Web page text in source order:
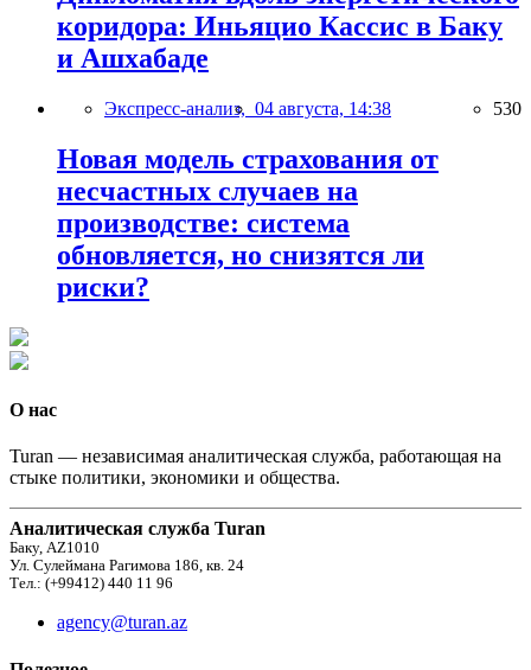
коридора: Иньяцио Кассис в Баку
и Ашхабаде
Экспресс-анализ, 04 августа, 14:38 530
Новая модель страхования от
несчастных случаев на
производстве: система
обновляется, но снизятся ли
риски?
О нас
Turan — независимая аналитическая служба, работающая на
стыке политики, экономики и общества.
Аналитическая служба Turan
Баку, AZ1010
Ул. Сулеймана Рагимова 186, кв. 24
Тел.: (+99412) 440 11 96
agency@turan.az